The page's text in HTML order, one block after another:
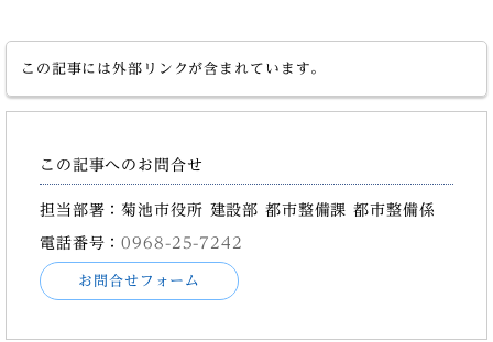
この記事には外部リンクが含まれています。
この記事へのお問合せ
担当部署：菊池市役所 建設部 都市整備課 都市整備係
電話番号：0968-25-7242
お問合せフォーム